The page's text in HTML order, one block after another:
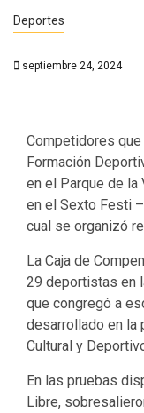
Deportes
septiembre 24, 2024
Competidores
Formación
en el Parque de
en el Sexto Festi
cual se organizó
La Caja de
29 deportistas en
que congregó a
desarrollado en la
Cultural y
En las pruebas
Libre,